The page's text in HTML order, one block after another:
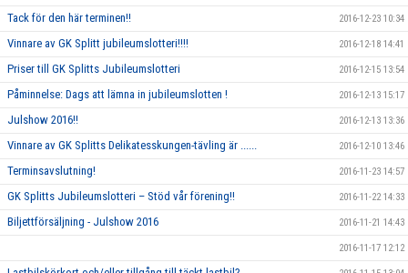
Tack för den här terminen!! 2016-12-23 10:34
Vinnare av GK Splitt jubileumslotteri!!!! 2016-12-18 14:41
Priser till GK Splitts Jubileumslotteri 2016-12-15 13:54
Påminnelse: Dags att lämna in jubileumslotten ! 2016-12-13 15:17
Julshow 2016!! 2016-12-13 13:36
Vinnare av GK Splitts Delikatesskungen-tävling är ...... 2016-12-10 13:46
Terminsavslutning! 2016-11-23 14:57
GK Splitts Jubileumslotteri – Stöd vår förening!! 2016-11-22 14:33
Biljettförsäljning - Julshow 2016 2016-11-21 14:43
2016-11-17 12:12